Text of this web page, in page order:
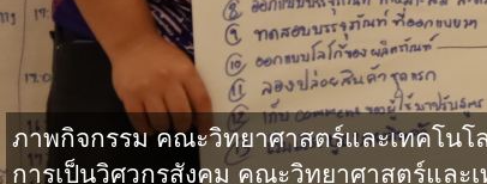
ภาพกิจกรรม คณะวิทยาศาสตร์และเทคโนโ
การเป็นวิศวกรสังคม คณะวิทยาศาสตร์และ